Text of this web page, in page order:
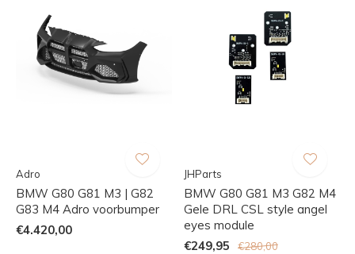
Adro
BMW G80 G81 M3 | G82
G83 M4 Adro voorbumper
€4.420,00
JHParts
BMW G80 G81 M3 G82 M4
Gele DRL CSL style angel
eyes module
€249,95
€280,00